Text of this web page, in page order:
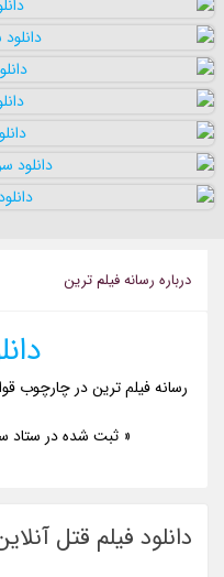
درباره رسانه فيلم ترين
رسانه فیلم ترین در چارچوب
« ثبت شده در ستاد
دانلود فیلم قتل